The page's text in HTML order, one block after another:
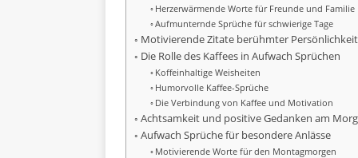
Herzerwärmende Worte für Freunde und Familie
Aufmunternde Sprüche für schwierige Tage
Motivierende Zitate berühmter
Die Rolle des Kaffees in Aufwach Sprüchen
Koffeinhaltige Weisheiten
Humorvolle Kaffee-Sprüche
Die Verbindung von Kaffee und Motivation
Achtsamkeit und positive Gedanken am
Aufwach Sprüche für besondere Anlässe
Motivierende Worte für den Montagmorgen